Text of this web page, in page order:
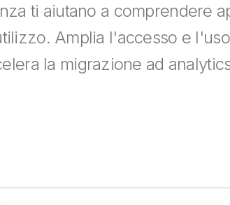
ti aiutano a comprendere
Amplia l'accesso e
la migrazione ad